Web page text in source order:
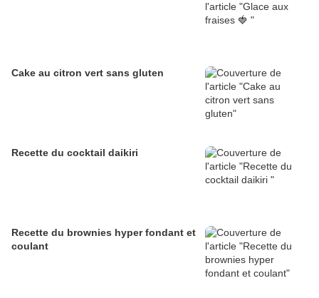
Cake au citron vert sans gluten
Recette du cocktail daikiri
Recette du brownies hyper fondant et
coulant